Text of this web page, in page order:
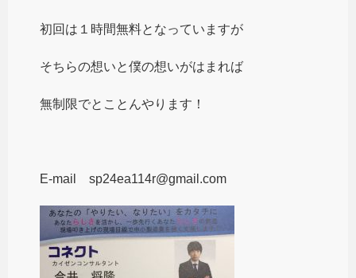
初回は１時間無料となっていますが
そちらの想いと僕の想いがはまれば
無制限でとことんやります！
E-mail sp24ea114r@gmail.com